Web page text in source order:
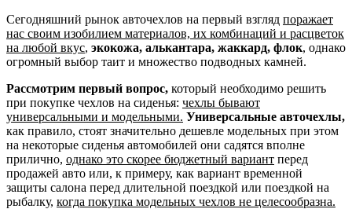
Сегодняшний рынок авточехлов на первый взгляд поражает
нас своим изобилием материалов, их комбинаций и расцветок
на любой вкус, экокожа, алькантара, жаккард, флок, однако
огромный выбор таит и множество подводных камней.
Рассмотрим первый вопрос, который необходимо решить
при покупке чехлов на сиденья: чехлы бывают
универсальными и модельными. Универсальные авточехлы,
как правило, стоят значительно дешевле модельных при этом
на некоторые сиденья автомобилей они садятся вполне
прилично, однако это скорее бюджетный вариант перед
продажей авто или, к примеру, как вариант временной
защиты салона перед длительной поездкой или поездкой на
рыбалку, когда покупка модельных чехлов не целесообразна.